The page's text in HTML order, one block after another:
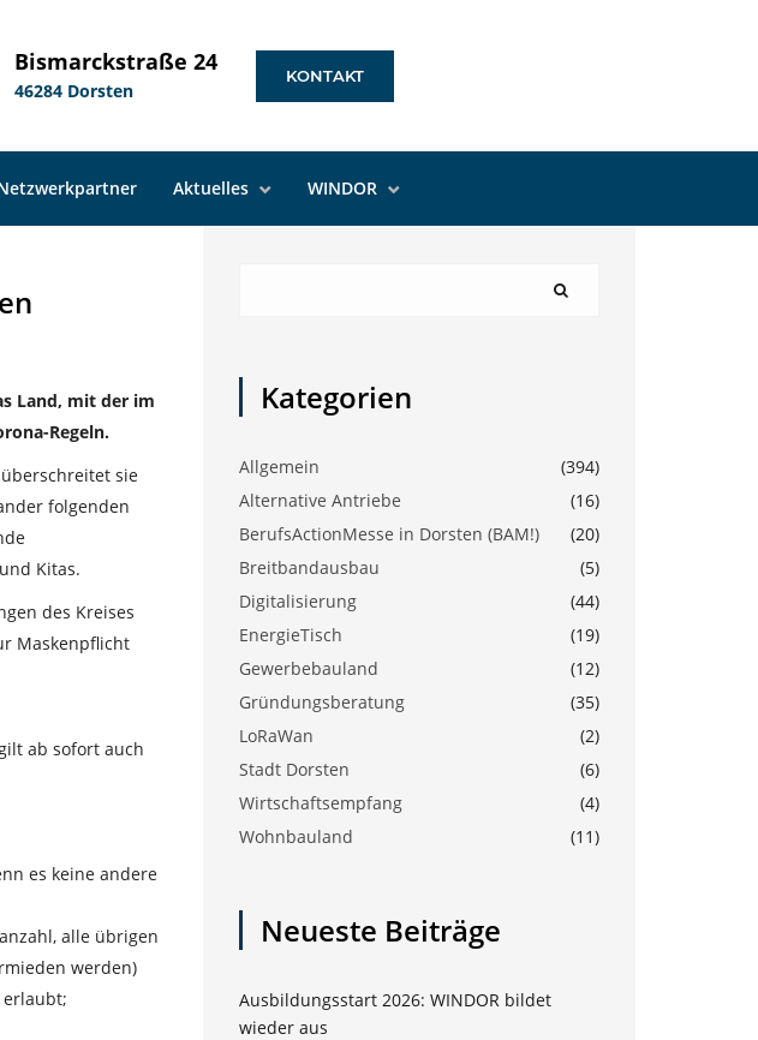
Bismarckstraße 24
46284 Dorsten
KONTAKT
Aktuelles WINDOR
Land, mit der im
Regeln.
sie
folgenden
Kitas.
des Kreises
Maskenpflicht
ab sofort auch
es keine andere
alle übrigen
werden)
erlaubt;
Kategorien
Allgemein
(394)
Alternative Antriebe
(16)
BerufsActionMesse in Dorsten (BAM!)
(20)
Breitbandausbau
(5)
Digitalisierung
(44)
EnergieTisch
(19)
Gewerbebauland
(12)
Gründungsberatung
(35)
LoRaWan
(2)
Stadt Dorsten
(6)
Wirtschaftsempfang
(4)
Wohnbauland
(11)
Neueste Beiträge
Ausbildungsstart 2026: WINDOR bildet
wieder aus